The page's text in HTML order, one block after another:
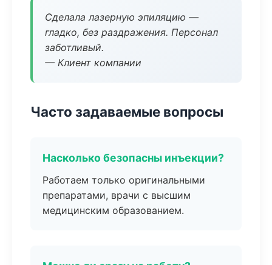
Сделала лазерную эпиляцию —
гладко, без раздражения. Персонал
заботливый.
— Клиент компании
Часто задаваемые вопросы
Насколько безопасны инъекции?
Работаем только оригинальными
препаратами, врачи с высшим
медицинским образованием.